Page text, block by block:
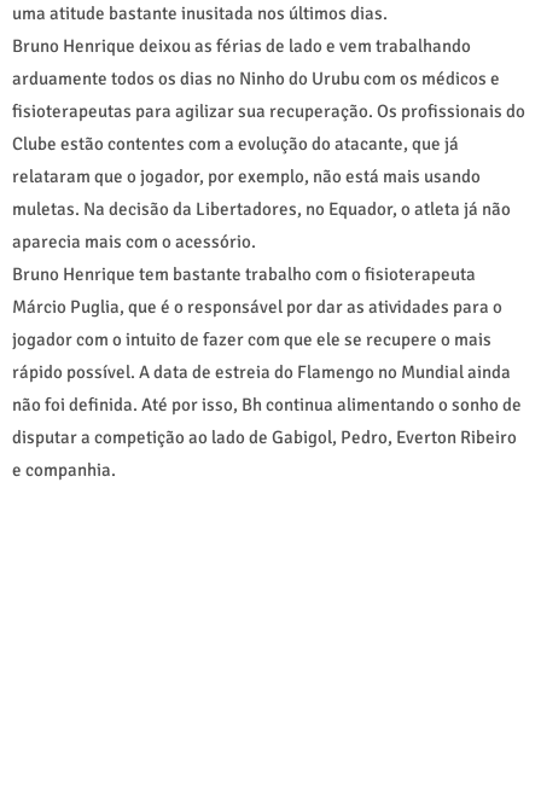
uma atitude bastante inusitada nos últimos dias.
Bruno Henrique deixou as férias de lado e vem trabalhando
arduamente todos os dias no Ninho do Urubu com os médicos e
fisioterapeutas para agilizar sua recuperação. Os profissionais do
Clube estão contentes com a evolução do atacante, que já
relataram que o jogador, por exemplo, não está mais usando
muletas. Na decisão da Libertadores, no Equador, o atleta já não
aparecia mais com o acessório.
Bruno Henrique tem bastante trabalho com o fisioterapeuta
Márcio Puglia, que é o responsável por dar as atividades para o
jogador com o intuito de fazer com que ele se recupere o mais
rápido possível. A data de estreia do Flamengo no Mundial ainda
não foi definida. Até por isso, Bh continua alimentando o sonho de
disputar a competição ao lado de Gabigol, Pedro, Everton Ribeiro
e companhia.